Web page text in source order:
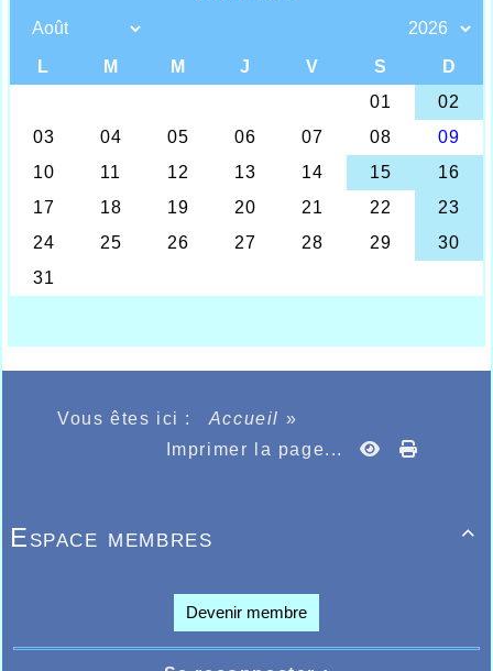
Agathe Delahoutre gagne le Jean Vilet cross court
du club d’athlétisme d’Halluin qui se sont déplacés
pour la plupart à Liévin dans la fabuleuse salle ou à
ème
anniversaire du traditionnel
édition 2018 semble retrouver un meilleur attrait
aux yeux des athlètes par une participation plus
cross-country sélectif attire de nouveau de plus en
plus de monde car c’est 775 résultats qui furent
enregistrés.
Vous êtes ici : Accueil »
Imprimer la page...

Espace membres
Devenir membre